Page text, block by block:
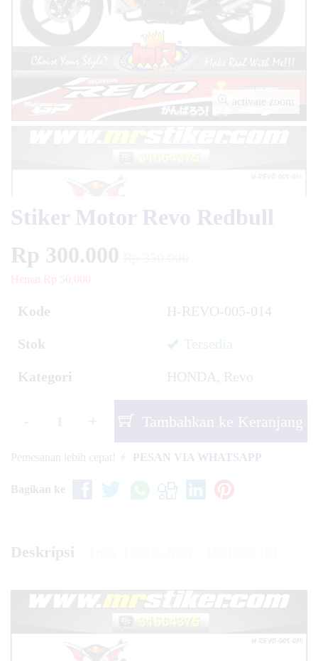
activate zoom
Stiker Motor Revo Redbull
Rp 300.000
Hemat Rp 50.000
Kode H-REVO-005-014
Stok Tersedia
Kategori HONDA, Revo
Tambahkan ke Keranjang
Pemesanan lebih cepat! PESAN VIA WHATSAPP
Bagikan ke
Deskripsi